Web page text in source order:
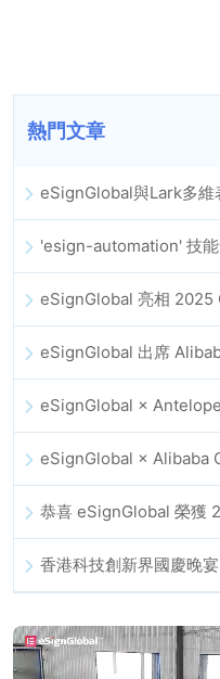
熱門文章
eSignGlobal 亮相 2025
恭喜 eSignGlobal 榮獲
香港科技創新界國慶晚宴